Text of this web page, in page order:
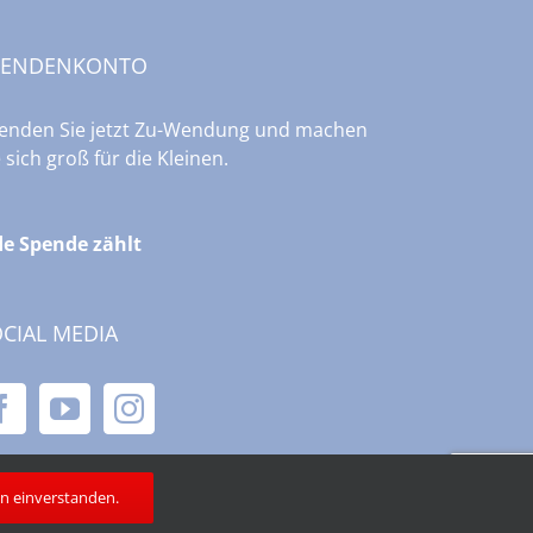
Sie jetzt Zu-Wendung und machen
sich groß für die Kleinen.
Spende zählt
MEDIA
einverstanden.